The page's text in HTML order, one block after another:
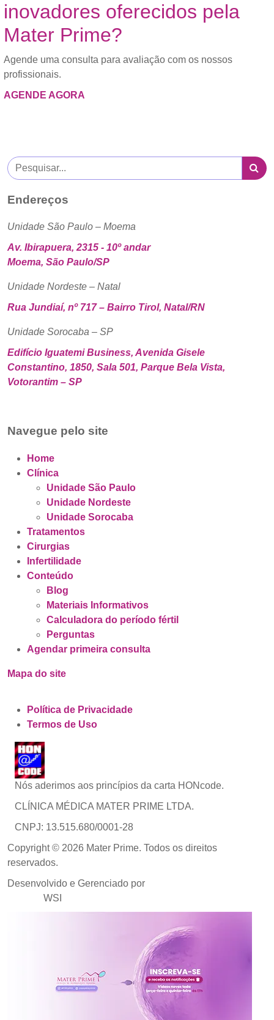
inovadores oferecidos pela
Mater Prime?
Agende uma consulta para avaliação com os nossos
profissionais.
AGENDE AGORA
Endereços
Unidade São Paulo – Moema
Av. Ibirapuera, 2315 - 10º andar
Moema, São Paulo/SP
Unidade Nordeste – Natal
Rua Jundiaí, nº 717 – Bairro Tirol, Natal/RN
Unidade Sorocaba – SP
Edifício Iguatemi Business, Avenida Gisele
Constantino, 1850, Sala 501, Parque Bela Vista,
Votorantim – SP
Navegue pelo site
Home
Clínica
Unidade São Paulo
Unidade Nordeste
Unidade Sorocaba
Tratamentos
Cirurgias
Infertilidade
Conteúdo
Blog
Materiais Informativos
Calculadora do período fértil
Perguntas
Agendar primeira consulta
Mapa do site
Política de Privacidade
Termos de Uso
Nós aderimos aos princípios da carta HONcode.
CLÍNICA MÉDICA MATER PRIME LTDA.
CNPJ: 13.515.680/0001-28
Copyright © 2026 Mater Prime. Todos os direitos
reservados.
Desenvolvido e Gerenciado por
WSI